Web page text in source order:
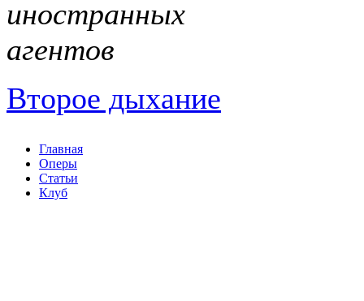
иностранных
агентов
Второе дыхание
Главная
Оперы
Статьи
Клуб